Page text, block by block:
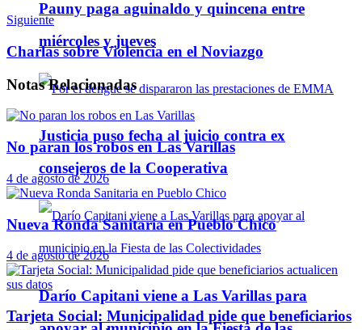
Pauny paga aguinaldo y quincena entre
miércoles y jueves
Justicia puso fecha al juicio contra ex
consejeros de la Cooperativa
Darío Capitani viene a Las Varillas para
Siguiente
Charlas sobre Violencia en el Noviazgo
NotasRelacionadas
No paran los robos en Las Varillas
4 de agosto de 2026
Nueva Ronda Sanitaria en Pueblo Chico
4 de agosto de 2026
Tarjeta Social: Municipalidad pide que beneficiarios